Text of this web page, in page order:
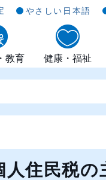
やさしい日本語
教育 健康・福祉
住民税の